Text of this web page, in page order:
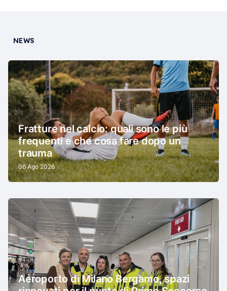
NEWS
Fratture nel calcio: quali sono le più
frequenti e che cosa fare dopo un
trauma
06 Ago 2026
Aeroporto di Milano Bergamo, spazi